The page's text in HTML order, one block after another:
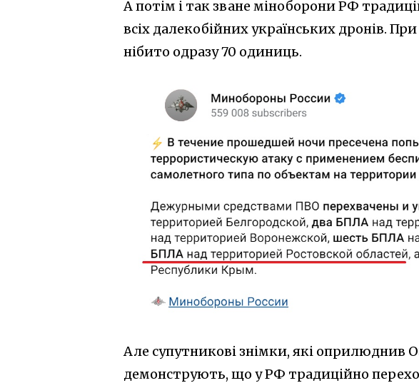
А потім і так зване міноборони РФ
всіх далекобійних українських дронів.
нібито одразу 70 одиниць.
Але супутникові знімки, які оприлюднив
демонструють, що у РФ традиційно